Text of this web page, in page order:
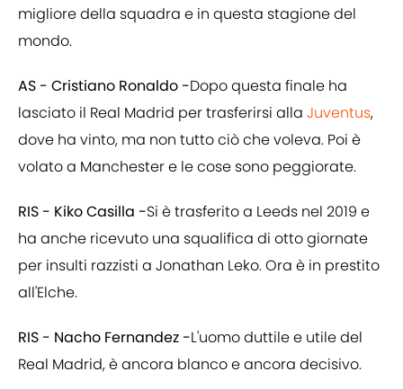
migliore della squadra e in questa stagione del
mondo.
AS - Cristiano Ronaldo -Dopo questa finale ha
lasciato il Real Madrid per trasferirsi alla Juventus,
dove ha vinto, ma non tutto ciò che voleva. Poi è
volato a Manchester e le cose sono peggiorate.
RIS - Kiko Casilla -Si è trasferito a Leeds nel 2019 e
ha anche ricevuto una squalifica di otto giornate
per insulti razzisti a Jonathan Leko. Ora è in prestito
all'Elche.
RIS - Nacho Fernandez -L'uomo duttile e utile del
Real Madrid, è ancora blanco e ancora decisivo.